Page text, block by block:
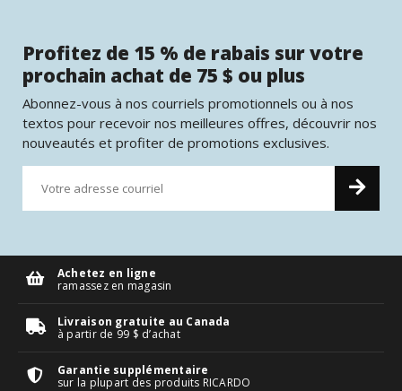
Profitez de 15 % de rabais sur votre
prochain achat de 75 $ ou plus
Abonnez-vous à nos courriels promotionnels ou à nos
textos pour recevoir nos meilleures offres, découvrir nos
nouveautés et profiter de promotions exclusives.
Achetez en ligne
ramassez en magasin
Livraison gratuite au Canada
à partir de 99 $ d’achat
Garantie supplémentaire
sur la plupart des produits RICARDO